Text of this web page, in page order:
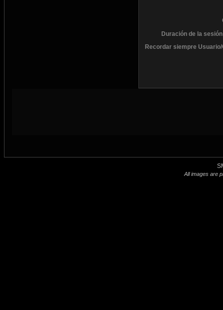
Duración de la
Recordar siempre
All images are